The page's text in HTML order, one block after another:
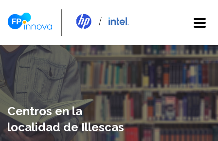
Centros en la
localidad de Illescas